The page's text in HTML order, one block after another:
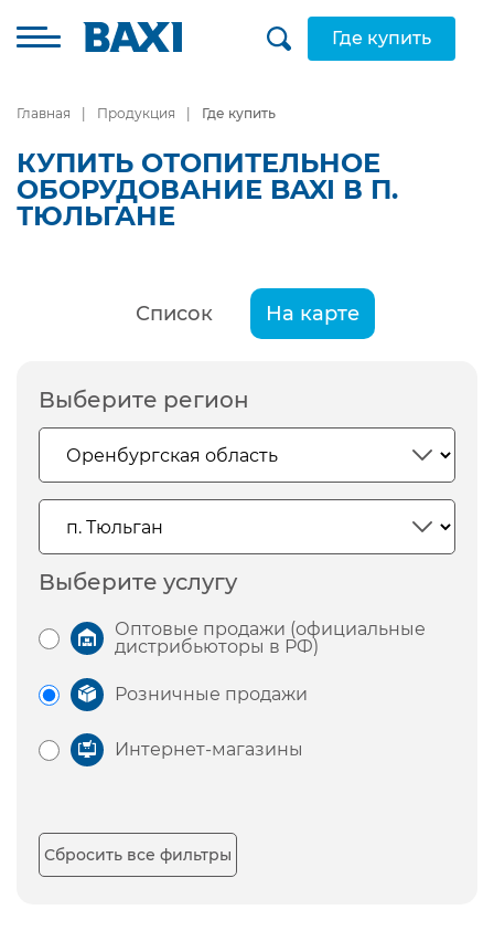
Где купить
Главная Продукция Где купить
КУПИТЬ ОТОПИТЕЛЬНОЕ
ОБОРУДОВАНИЕ BAXI В П.
ТЮЛЬГАНЕ
Список На карте
Выберите регион
Выберите услугу
Оптовые продажи (официальные
дистрибьюторы в РФ)
Розничные продажи
Интернет-магазины
Сбросить все фильтры